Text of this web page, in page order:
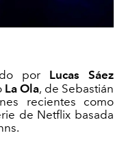
por Lucas Sáez
La Ola, de Sebastián
recientes como
de Netflix basada